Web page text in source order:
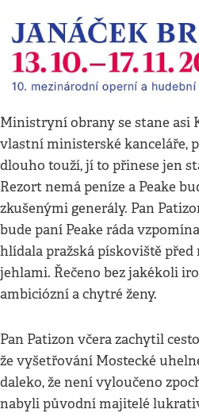
Ministryní obrany se stane asi
vlastní ministerské kanceláře,
dlouho touží, jí to přinese jen
Rezort nemá peníze a Peake
zkušenými generály. Pan
bude paní Peake ráda
hlídala pražská pískoviště
jehlami. Řečeno bez jakékoli
ambiciózní a chytré ženy.
Pan Patizon včera zachytil
že vyšetřování Mostecké
daleko, že není vyloučeno
nabyli původní majitelé